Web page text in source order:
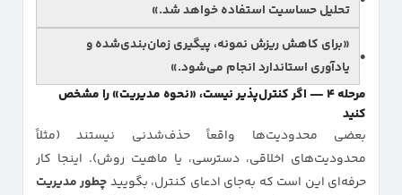
تحلیل حساسیت استفاده خواهد شد.»
«برای کاهش ریزش نمونه، پیگیری زمان‌بندی‌شدهو
یادآوری استاندارد انجام می‌شود.»
مرحله ۴ — اگر کنترل‌پذیر نیست، «نحوه مدیریت» را مشخص
کنید
بعضی محدودیت‌ها واقعاً حذف‌شدنی نیستند (مثلاً
محدودیت‌های اخلاقی، دسترسی، یا ماهیت روش). اینجا کار
حرفه‌ای این است که به‌جای ادعای کنترل، بگوییدچطور مدیریت